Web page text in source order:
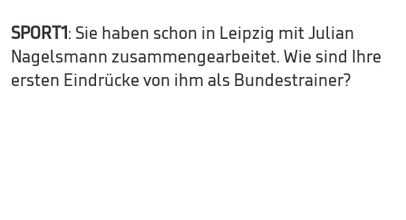
SPORT1: Sie haben schon in Leipzig mit Julian
Nagelsmann zusammengearbeitet. Wie sind Ihre
ersten Eindrücke von ihm als Bundestrainer?